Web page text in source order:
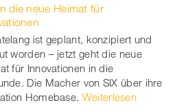
die neue Heimat für
ist geplant, konzipiert und
worden – jetzt geht die neue
für Innovationen in die
Die Macher von SIX über ihre
Homebase. Weiterlesen